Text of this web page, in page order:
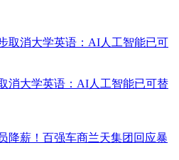
消大学英语：AI人工智能已可替